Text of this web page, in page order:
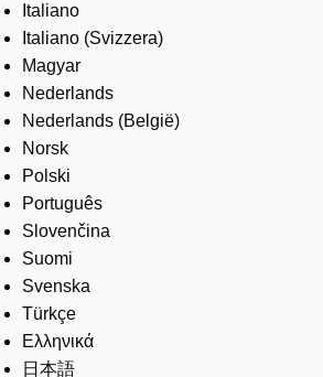
Italiano
Italiano (Svizzera)
Magyar
Nederlands
Nederlands (België)
Norsk
Polski
Português
Slovenčina
Suomi
Svenska
Türkçe
Ελληνικά
日本語